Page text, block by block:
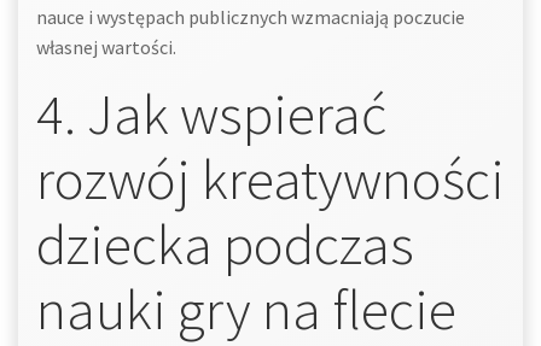
nauce i występach publicznych wzmacniają poczucie
własnej wartości.
4. Jak wspierać
rozwój kreatywności
dziecka podczas
nauki gry na flecie